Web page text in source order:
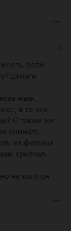
-1
если
деньги
в то что
С таким же
снимать
их фильмы
крепчал.
на кого он